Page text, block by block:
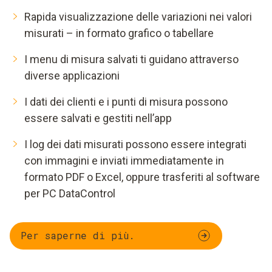
Rapida visualizzazione delle variazioni nei valori
misurati – in formato grafico o tabellare
I menu di misura salvati ti guidano attraverso
diverse applicazioni
I dati dei clienti e i punti di misura possono
essere salvati e gestiti nell’app
I log dei dati misurati possono essere integrati
con immagini e inviati immediatamente in
formato PDF o Excel, oppure trasferiti al software
per PC DataControl
Per saperne di più.